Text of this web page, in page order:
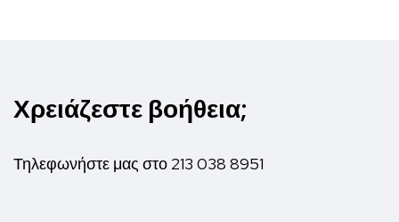
προϊόντος
Χρειάζεστε βοήθεια;
Τηλεφωνήστε μας στο 213 038 8951